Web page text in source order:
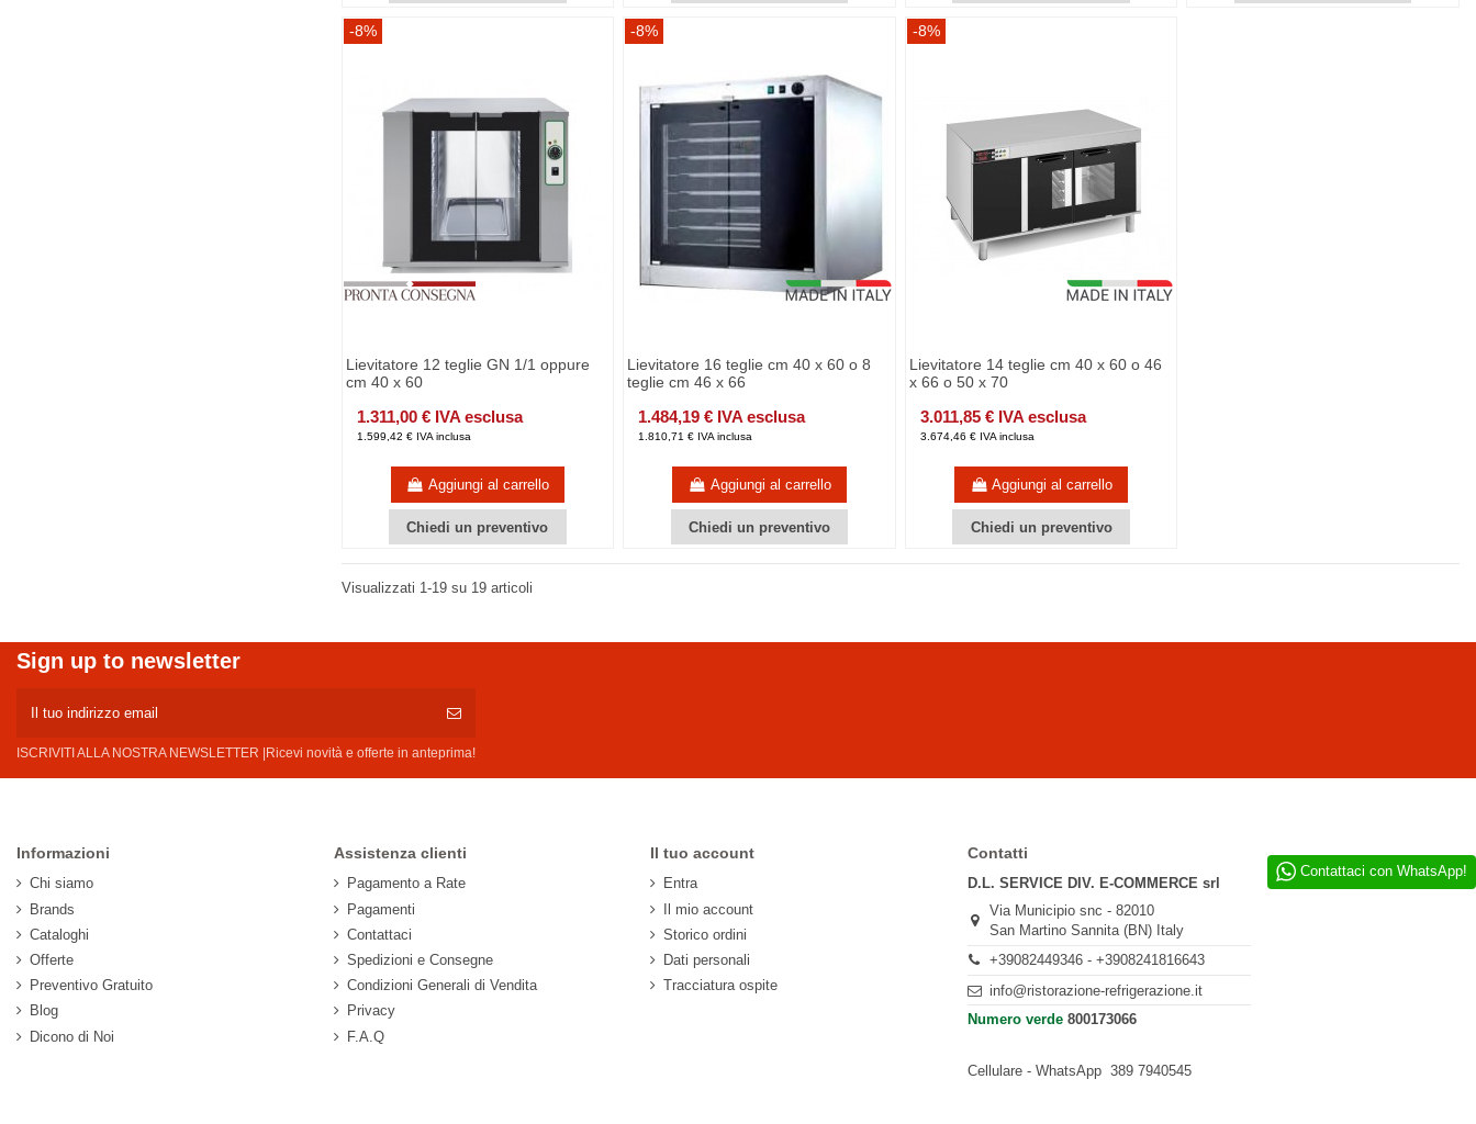
-8%
Lievitatore 12 teglie GN 1/1 oppure
cm 40 x 60
1.311,00 € IVA esclusa
1.599,42 € IVA inclusa
Aggiungi al carrello
Chiedi un preventivo
-8%
Lievitatore 16 teglie cm 40 x 60 o 8
teglie cm 46 x 66
1.484,19 € IVA esclusa
1.810,71 € IVA inclusa
Aggiungi al carrello
Chiedi un preventivo
-8%
Lievitatore 14 teglie cm 40 x 60 o 46
x 66 o 50 x 70
3.011,85 € IVA esclusa
3.674,46 € IVA inclusa
Aggiungi al carrello
Chiedi un preventivo
Visualizzati 1-19 su 19 articoli
Sign up to newsletter
ISCRIVITI ALLA NOSTRA NEWSLETTER |Ricevi novità e offerte in anteprima!
Informazioni
Chi siamo
Brands
Cataloghi
Offerte
Preventivo Gratuito
Blog
Dicono di Noi
Assistenza clienti
Pagamento a Rate
Pagamenti
Contattaci
Spedizioni e Consegne
Condizioni Generali di Vendita
Privacy
F.A.Q
Il tuo account
Entra
Il mio account
Storico ordini
Dati personali
Tracciatura ospite
Contatti
D.L. SERVICE DIV. E-COMMERCE srl
Via Municipio snc - 82010
San Martino Sannita (BN) Italy
+39082449346 - +3908241816643
info@ristorazione-refrigerazione.it
Numero verde 800173066
Cellulare - WhatsApp 389 7940545
Contattaci con WhatsApp!